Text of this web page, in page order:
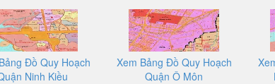
Đồ Quy Hoạch
Ninh Kiều
Xem Bảng Đồ Quy Hoạch
Quận Ô Môn